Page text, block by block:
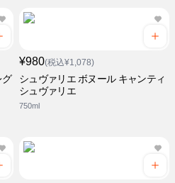
グ
¥980(税込¥1,078)
シュヴァリエ ボヌール キャンティ
シュヴァリエ
750ml